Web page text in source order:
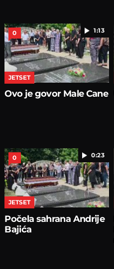
1:13
0
JETSET
Ovo je govor Male Cane
0:23
0
JETSET
Počela sahrana Andrije
Bajića